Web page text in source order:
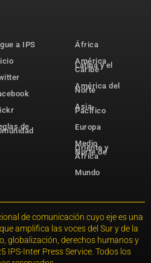
a IPS
de
África
América
Latina y el
Caribe
América del
Norte
Asia-
Pacífico
Europa
Medio
Oriente y
Norte de
África
Mundo
de comunicación cuyo eje es una
amplifica las voces del Sur y de la
globalización, derechos humanos y
IPS-Inter Press Service. Todos los